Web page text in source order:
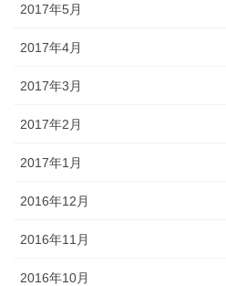
2017年5月
2017年4月
2017年3月
2017年2月
2017年1月
2016年12月
2016年11月
2016年10月